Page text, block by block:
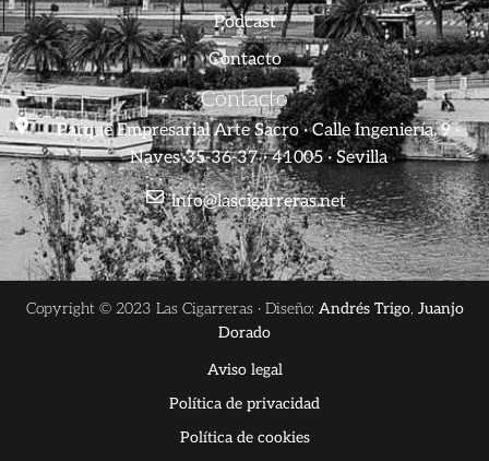
Podcast
Contacto
Contacto
Parque Empresarial Arte Sacro · Calle Ingeniería, 9 ·
Naves 35-36-37 · 41005 · Sevilla
info@lascigarreras.net
Copyright © 2023 Las Cigarreras · Diseño: Andrés Trigo, Juanjo
Dorado
Aviso legal
Política de privacidad
Política de cookies